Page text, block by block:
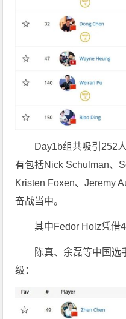
Day1b组共吸引252
有包括Nick Schulman、
Kristen Foxen、Jeremy
奋战当中。
其中Fedor Holz凭借
陈真、余磊等中国选
级：